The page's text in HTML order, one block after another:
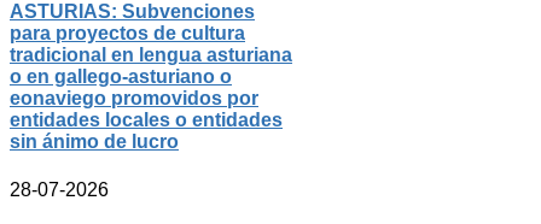
ASTURIAS: Subvenciones
para proyectos de cultura
tradicional en lengua asturiana
o en gallego-asturiano o
eonaviego promovidos por
entidades locales o entidades
sin ánimo de lucro
28-07-2026